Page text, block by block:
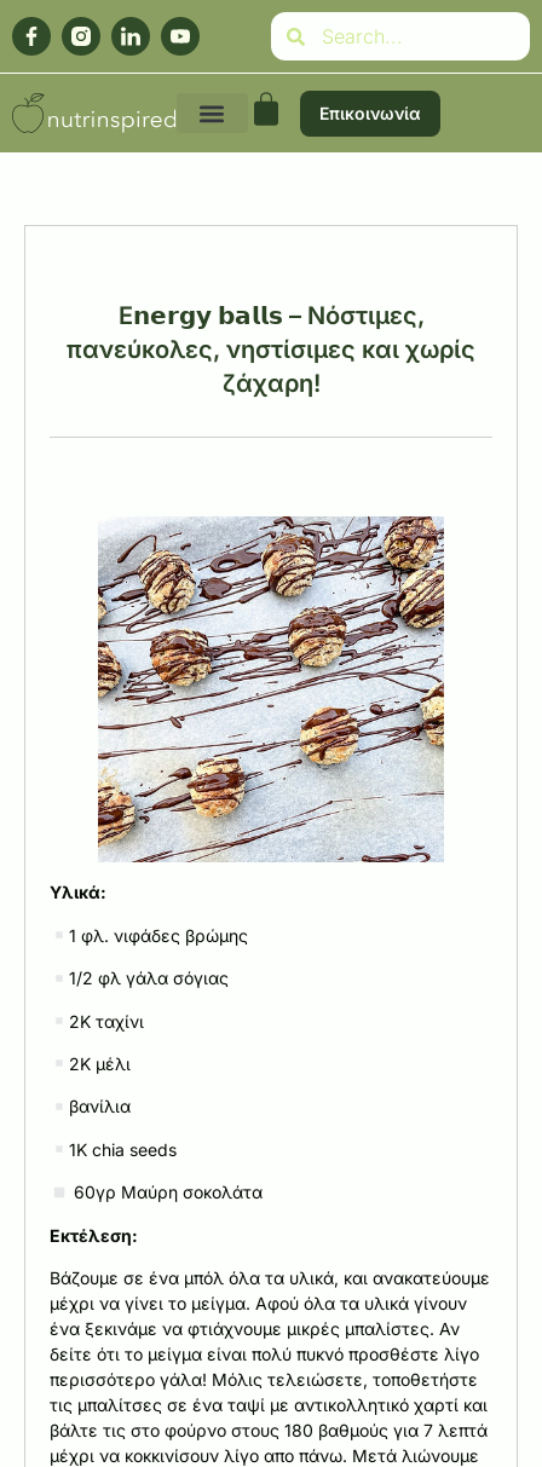
Επικοινωνία
E𝗻𝗲𝗿𝗴𝘆 𝗯𝗮𝗹𝗹𝘀 – Νόστιμες,
πανεύκολες, νηστίσιμες και χωρίς
ζάχαρη!
Υλικά:
1 φλ. νιφάδες βρώμης
1/2 φλ γάλα σόγιας
2Κ ταχίνι
2Κ μέλι
βανίλια
1Κ chia seeds
60γρ Μαύρη σοκολάτα
Εκτέλεση:
Βάζουμε σε ένα μπόλ όλα τα υλικά, και ανακατεύουμε
μέχρι να γίνει το μείγμα. Αφού όλα τα υλικά γίνουν
ένα ξεκινάμε να φτιάχνουμε μικρές μπαλίστες. Αν
δείτε ότι το μείγμα είναι πολύ πυκνό προσθέστε λίγο
περισσότερο γάλα! Μόλις τελειώσετε, τοποθετήστε
τις μπαλίτσες σε ένα ταψί με αντικολλητικό χαρτί και
βάλτε τις στο φούρνο στους 180 βαθμούς για 7 λεπτά
μέχρι να κοκκινίσουν λίγο απο πάνω. Μετά λιώνουμε